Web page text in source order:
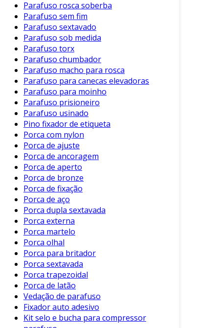
unir componentes que requerem
resistência e estabilidade.
Equipamentos Eletrônicos
fixação de partes em dispositivos
eletrônicos, onde a precisão é crucial.
Móveis e Estruturas: Usados na indústria
de móveis, promovendo a durabilidade e a
estética dos produtos.
Essas aplicações demonstram a versatilidade
dos parafusos estojo em diferentes contextos.
Dicas para Escolher Parafusos Estojo
A seleção do tipo certo de parafuso estojo é
fundamental para garantir o sucesso da
montagem. Aqui estão algumas dicas a
considerar:
Avalie a Carga
de carga que o parafuso precisa suportar.
Material Apropriado
que melhor se adapta ao ambiente (ex:
resistência à corrosão).
Tamanho e Rosca
dimensões para garantir a
compatibilidade com os componentes a
serem fixados.
Parafuso rosca soberba
Parafuso sem fim
Parafuso sextavado
Parafuso sob medida
Parafuso torx
Parafuso chumbador
Parafuso macho para rosca
Parafuso para canecas elevadoras
Parafuso para moinho
Parafuso prisioneiro
Parafuso usinado
Pino fixador de etiqueta
Porca com nylon
Porca de ajuste
Porca de ancoragem
Porca de aperto
Porca de bronze
Porca de fixação
Porca de aço
Porca dupla sextavada
Porca externa
Porca martelo
Porca olhal
Porca para britador
Porca sextavada
Porca trapezoidal
Porca de latão
Vedação de parafuso
Fixador auto adesivo
Kit selo e bucha para compressor